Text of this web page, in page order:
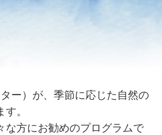
ー）が、季節に応じた自然の
。
な方にお勧めのプログラムで